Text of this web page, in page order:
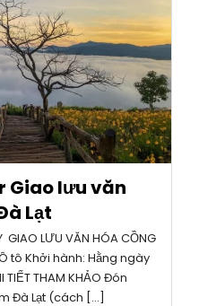
Giao lưu văn
Lạt
GIAO LƯU VĂN HÓA CỒNG
tô Khởi hành: Hằng ngày
TIẾT THAM KHẢO Đón
Đà Lạt (cách […]